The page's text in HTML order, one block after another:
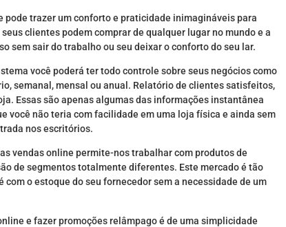
pode trazer um conforto e praticidade inimagináveis para
clientes podem comprar de qualquer lugar no mundo e a
sem sair do trabalho ou seu deixar o conforto do seu lar.
você poderá ter todo controle sobre seus negócios como
semanal, mensal ou anual. Relatório de clientes satisfeitos,
Essas são apenas algumas das informações instantânea
você não teria com facilidade em uma loja física e ainda sem
nos escritórios.
vendas online permite-nos trabalhar com produtos de
de segmentos totalmente diferentes. Este mercado é tão
o estoque do seu fornecedor sem a necessidade de um
e fazer promoções relâmpago é de uma simplicidade